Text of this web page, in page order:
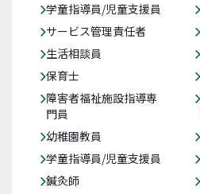
学童指導員/児童支援員
サービス管理責任者
生活相談員
保育士
障害者福祉施設指導専
門員
幼稚園教員
学童指導員/児童支援員
鍼灸師